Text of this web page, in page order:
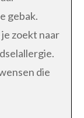
gebak.
zoekt naar
die